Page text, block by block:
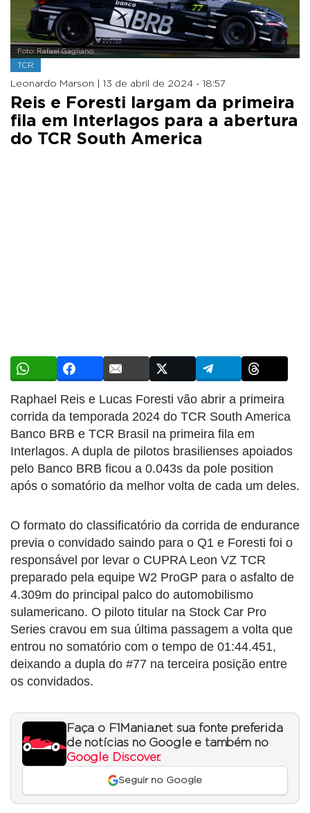
Foto: Rafael Gagliano
TCR
Leonardo Marson | 13 de abril de 2024 - 18:57
Reis e Foresti largam da primeira
fila em Interlagos para a abertura
do TCR South America
Raphael Reis e Lucas Foresti vão abrir a primeira
corrida da temporada 2024 do TCR South America
Banco BRB e TCR Brasil na primeira fila em
Interlagos. A dupla de pilotos brasilienses apoiados
pelo Banco BRB ficou a 0.043s da pole position
após o somatório da melhor volta de cada um deles.
O formato do classificatório da corrida de endurance
previa o convidado saindo para o Q1 e Foresti foi o
responsável por levar o CUPRA Leon VZ TCR
preparado pela equipe W2 ProGP para o asfalto de
4.309m do principal palco do automobilismo
sulamericano. O piloto titular na Stock Car Pro
Series cravou em sua última passagem a volta que
entrou no somatório com o tempo de 01:44.451,
deixando a dupla do #77 na terceira posição entre
os convidados.
Faça o F1Mania.net sua fonte preferida
de notícias no Google e também no
Google Discover.
Seguir no Google